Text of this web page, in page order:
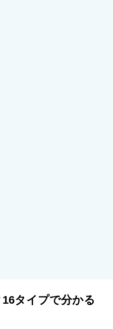
タイプで分かる